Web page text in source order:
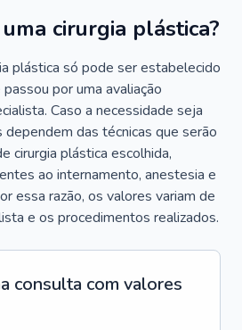
cirurgia plástica?
plástica só pode ser estabelecido
por uma avaliação
Caso a necessidade seja
das técnicas que serão
cirurgia plástica escolhida,
ao internamento, anestesia e
essa razão, os valores variam de
e os procedimentos realizados.
consulta com valores